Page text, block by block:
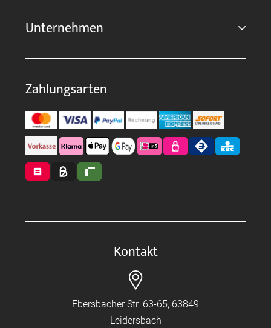
Unternehmen
Zahlungsarten
Kontakt
Ebersbacher Str. 63-65, 63849
Leidersbach